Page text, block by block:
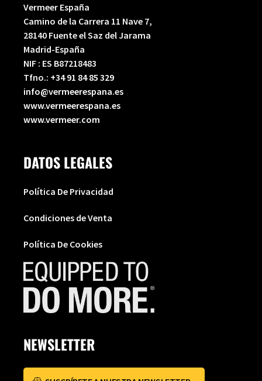
Vermeer España
Camino de la Carrera 11 Nave 7,
28140 Fuente el Saz del Jarama
Madrid-España
NIF : ES B87218483
Tfno.: +34 91 84 85 329
info@vermeerespana.es
www.vermeerespana.es
www.vermeer.com
DATOS LEGALES
Política De Privacidad
Condiciones de Venta
Política De Cookies
NEWSLETTER